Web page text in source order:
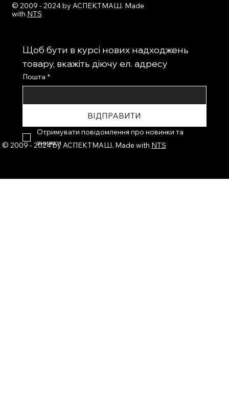
© 2009 - 2024 by АСПЕКТМАШ. Made
with NTS
Щоб бути в курсі нових надходжень
товару, вкажіть діючу ел. адресу
Пошта *
ВІДПРАВИТИ
Отримувати повідомлення про новинки та
знижки
© 2009 - 2024 by АСПЕКТМАШ. Made with NTS